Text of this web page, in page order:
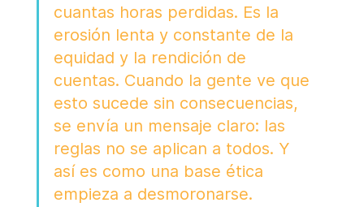
cuantas horas perdidas. Es la
erosión lenta y constante de la
equidad y la rendición de
cuentas. Cuando la gente ve que
esto sucede sin consecuencias,
se envía un mensaje claro: las
reglas no se aplican a todos. Y
así es como una base ética
empieza a desmoronarse.